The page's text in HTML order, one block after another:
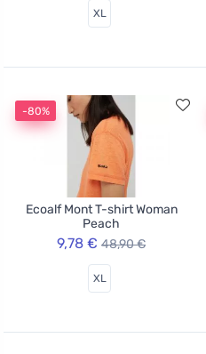
XL
-80%
Ecoalf Mont T-shirt Woman
Peach
9,78 € 48,90 €
XL